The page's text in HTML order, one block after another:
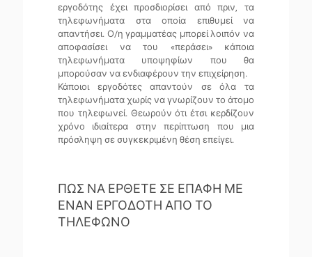
εργοδότης έχει προσδιορίσει από πριν, τα
τηλεφωνήματα στα οποία επιθυμεί να
απαντήσει. Ο/η γραμματέας μπορεί λοιπόν να
αποφασίσει να του «περάσει» κάποια
τηλεφωνήματα υποψηφίων που θα
μπορούσαν να ενδιαφέρουν την επιχείρηση.
Κάποιοι εργοδότες απαντούν σε όλα τα
τηλεφωνήματα χωρίς να γνωρίζουν το άτομο
που τηλεφωνεί. Θεωρούν ότι έτσι κερδίζουν
χρόνο ιδιαίτερα στην περίπτωση που μια
πρόσληψη σε συγκεκριμένη θέση επείγει.
ΠΩΣ ΝΑ ΕΡΘΕΤΕ ΣΕ ΕΠΑΦΗ ΜΕ
ΕΝΑΝ ΕΡΓΟΔΟΤΗ ΑΠΟ ΤΟ
ΤΗΛΕΦΩΝΟ